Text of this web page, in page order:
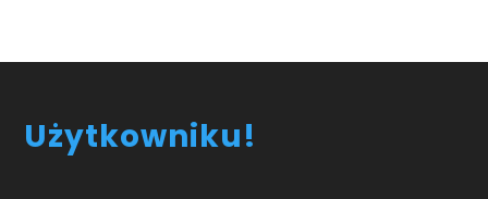
Użytkowniku!